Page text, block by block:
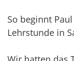
So beginnt
Lehrstunde in